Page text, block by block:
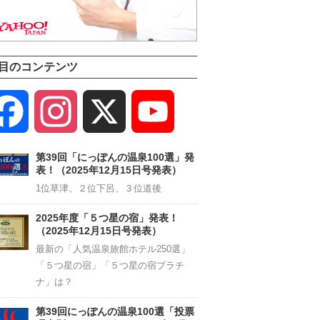
のコンテンツ
Facebook Instagram
Channel
第39回「にっぽんの温泉100選」発
表！（2025年12月15日号発表）
1位草津、２位下呂、３位道後
2025年度「５つ星の宿」発表！
（2025年12月15日号発表）
最新の「人気温泉旅館ホテル250選」
「５つ星の宿」「５つ星の宿プラチ
ナ」は？
第39回にっぽんの温泉100選「投票